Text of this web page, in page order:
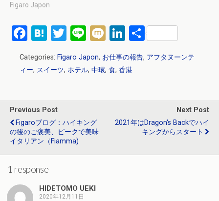
Figaro Japon
F
ce
o
k
H
e
T
tt
Li
e
M Li
ke
共
Categories: Figaro Japon, お仕事の報告, アフタヌーンテ
ィー, スイーツ, ホテル, 中環, 食, 香港
Previous Post
Figaroブログ：ハイキング
の後のご褒美、ピークで美味
イタリアン（Fiamma)
Next Post
2021年はDragon's Backでハイ
キングからスタート
1 response
HIDETOMO UEKI
2020年12月11日